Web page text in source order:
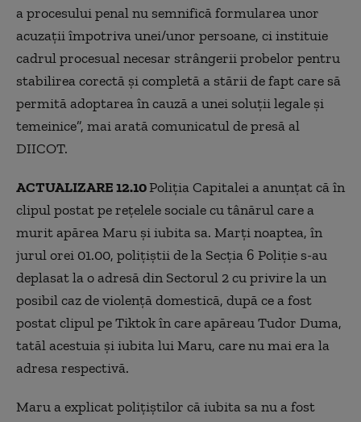
a procesului penal nu semnifică formularea unor
acuzații împotriva unei/unor persoane, ci instituie
cadrul procesual necesar strângerii probelor pentru
stabilirea corectă și completă a stării de fapt care să
permită adoptarea în cauză a unei soluții legale și
temeinice”, mai arată comunicatul de presă al
DIICOT.
ACTUALIZARE 12.10Poliția Capitalei a anunțat că în
clipul postat pe rețelele sociale cu tânărul care a
murit apărea Maru și iubita sa. Marți noaptea, în
jurul orei 01.00, polițiștii de la Secția 6 Poliție s-au
deplasat la o adresă din Sectorul 2 cu privire la un
posibil caz de violență domestică, după ce a fost
postat clipul pe Tiktok în care apăreau Tudor Duma,
tatăl acestuia și iubita lui Maru, care nu mai era la
adresa respectivă.
Maru a explicat polițiștilor că iubita sa nu a fost